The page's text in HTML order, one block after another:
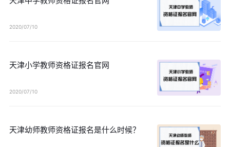
2020/07/10
天津小学教师资格证报名官网
2020/07/10
天津幼师教师资格证报名是什么时候？